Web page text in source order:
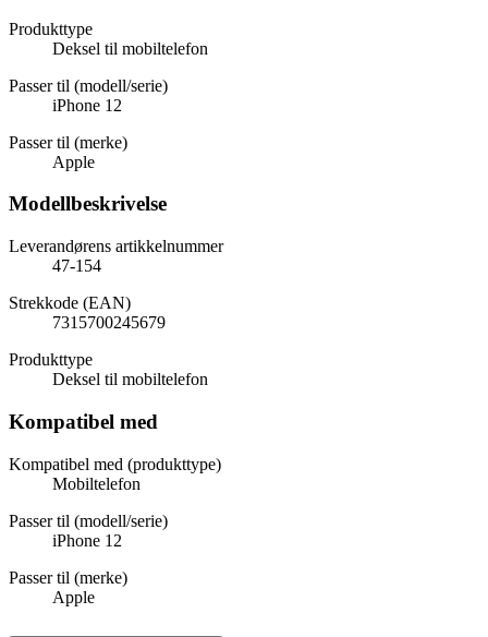
Produkttype
Deksel til mobiltelefon
Passer til (modell/serie)
iPhone 12
Passer til (merke)
Apple
Modellbeskrivelse
Leverandørens artikkelnummer
47-154
Strekkode (EAN)
7315700245679
Produkttype
Deksel til mobiltelefon
Kompatibel med
Kompatibel med (produkttype)
Mobiltelefon
Passer til (modell/serie)
iPhone 12
Passer til (merke)
Apple